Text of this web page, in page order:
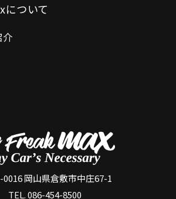
について
介
0016 岡山県倉敷市中庄67-1
TEL. 086-454-8500